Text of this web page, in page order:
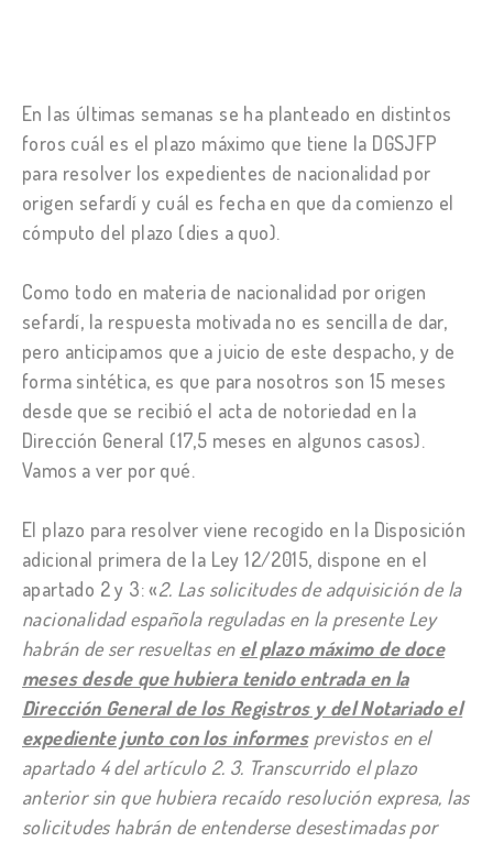
En las últimas semanas se ha planteado en distintos
foros cuál es el plazo máximo que tiene la DGSJFP
para resolver los expedientes de nacionalidad por
origen sefardí y cuál es fecha en que da comienzo el
cómputo del plazo (dies a quo).
Como todo en materia de nacionalidad por origen
sefardí, la respuesta motivada no es sencilla de dar,
pero anticipamos que a juicio de este despacho, y de
forma sintética, es que para nosotros son 15 meses
desde que se recibió el acta de notoriedad en la
Dirección General (17,5 meses en algunos casos).
Vamos a ver por qué.
El plazo para resolver viene recogido en la Disposición
adicional primera de la Ley 12/2015, dispone en el
apartado 2 y 3: «2. Las solicitudes de adquisición de la
nacionalidad española reguladas en la presente Ley
habrán de ser resueltas en el plazo máximo de doce
meses desde que hubiera tenido entrada en la
Dirección General de los Registros y del Notariado el
expediente junto con los informesprevistos en el
apartado 4 del artículo 2. 3. Transcurrido el plazo
anterior sin que hubiera recaído resolución expresa, las
solicitudes habrán de entenderse desestimadas por